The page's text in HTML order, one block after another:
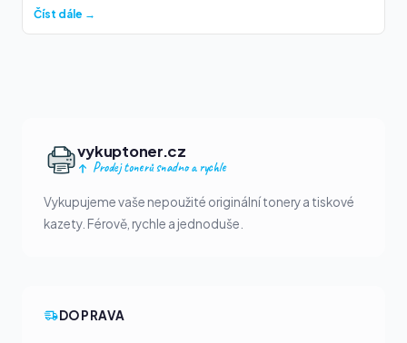
Číst dále →
vykuptoner.cz
Prodej tonerů snadno a rychle
Vykupujeme vaše nepoužité originální tonery a tiskové
kazety. Férově, rychle a jednoduše.
DOPRAVA